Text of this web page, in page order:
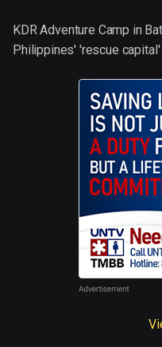
KDR Adventure Camp in
Philippines' 'rescue capital'